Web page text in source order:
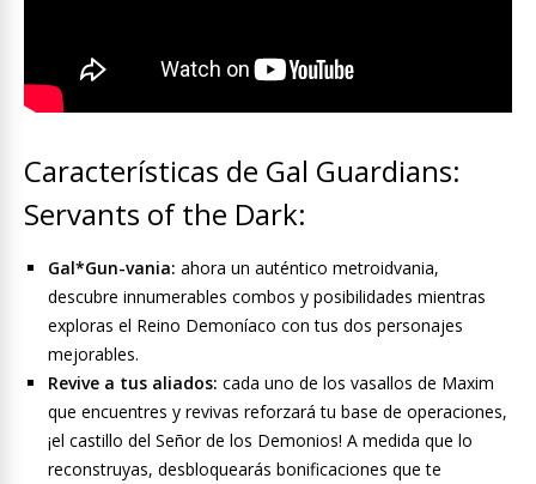
Características de Gal Guardians:
Servants of the Dark:
Gal*Gun-vania: ahora un auténtico metroidvania,
descubre innumerables combos y posibilidades mientras
exploras el Reino Demoníaco con tus dos personajes
mejorables.
Revive a tus aliados: cada uno de los vasallos de Maxim
que encuentres y revivas reforzará tu base de operaciones,
¡el castillo del Señor de los Demonios! A medida que lo
reconstruyas, desbloquearás bonificaciones que te